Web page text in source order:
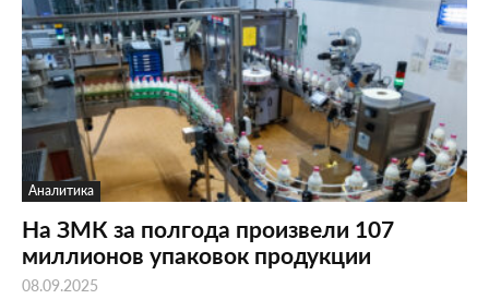
Аналитика
На ЗМК за полгода произвели 107
миллионов упаковок продукции
08.09.2025